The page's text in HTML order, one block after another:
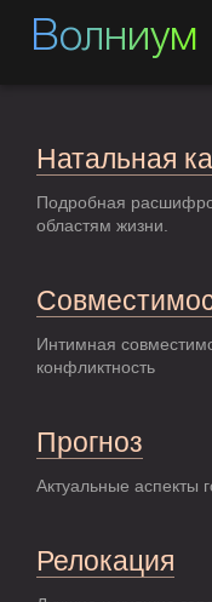
Волниум
Натальная
Подробная
областям жизни.
Интимная
конфликтность
Прогноз
Актуальные аспекты
Релокация